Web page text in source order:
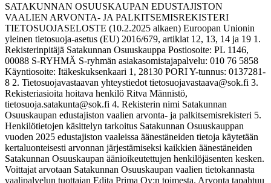
SATAKUNNAN OSUUSKAUPAN EDUSTAJISTON
VAALIEN ARVONTA- JA PALKITSEMISREKISTERI
TIETOSUOJASELOSTE (10.2.2025 alkaen) Euroopan Unionin
yleinen tietosuoja-asetus (EU) 2016/679, artiklat 12, 13, 14 ja 19 1.
Rekisterinpitäjä Satakunnan Osuuskauppa Postiosoite: PL 1146,
00088 S-RYHMÄ S-ryhmän asiakasomistajapalvelu: 010 76 5858
Käyntiosoite: Itäkeskuksenkaari 1, 28130 PORI Y-tunnus: 0137281-
8 2. Tietosuojavastaavan yhteystiedot tietosuojavastaava@sok.fi 3.
Rekisteriasioita hoitava henkilö Ritva Männistö,
tietosuoja.satakunta@sok.fi 4. Rekisterin nimi Satakunnan
Osuuskaupan edustajiston vaalien arvonta- ja palkitsemisrekisteri 5.
Henkilötietojen käsittelyn tarkoitus Satakunnan Osuuskauppan
vuoden 2025 edustajiston vaaleissa äänestäneiden tietoja käytetään
kertaluonteisesti arvonnan järjestämiseksi kaikkien äänestäneiden
Satakunnan Osuuskaupan äänioikeutettujen henkilöjäsenten kesken.
Voittajat arvotaan Satakunnan Osuuskaupan vaalien tietokannasta
vaalipalvelun tuottajan Edita Prima Oy:n toimesta. Arvonta tapahtuu